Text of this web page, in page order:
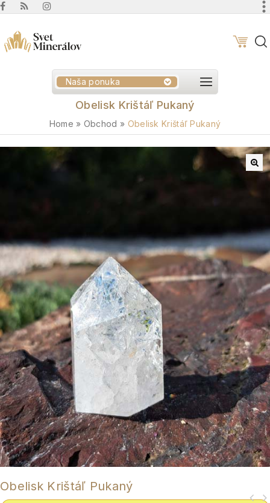
Naša ponuka
Obelisk Krištáľ Pukaný
Home » Obchod » Obelisk Krištáľ Pukaný
Obelisk Krištáľ Pukaný